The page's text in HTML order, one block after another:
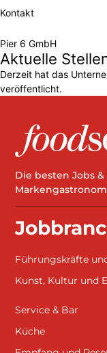
Kontakt
Pier 6 GmbH
Aktuelle
Derzeit hat das
veröffentlicht.
Die besten Jobs
Führungskräfte
Kunst, Kultur und
Service & Bar
Küche